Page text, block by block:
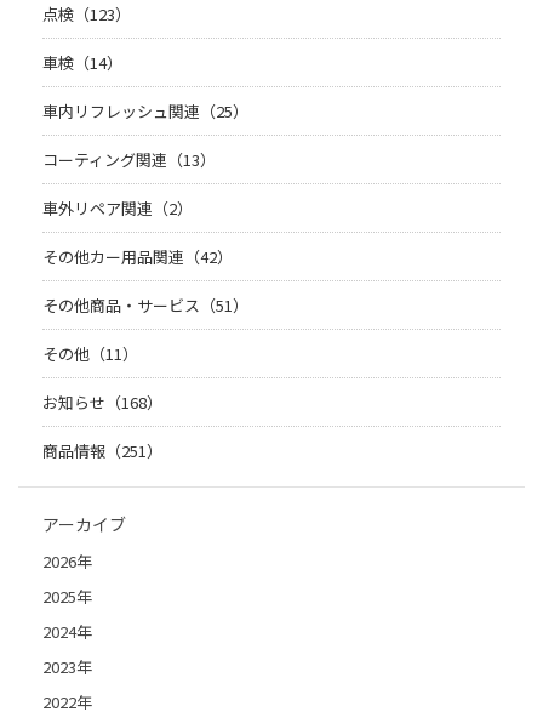
点検（123）
車検（14）
車内リフレッシュ関連（25）
コーティング関連（13）
車外リペア関連（2）
その他カー用品関連（42）
その他商品・サービス（51）
その他（11）
お知らせ（168）
商品情報（251）
アーカイブ
2026年
2025年
2024年
2023年
2022年